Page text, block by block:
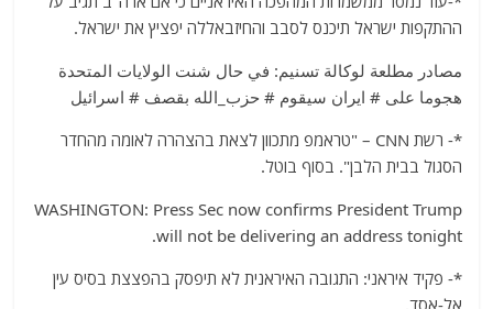
ההתקפות ישראל תיכנס לסבב והחיזבאללה יפציץ את ישראל.
مصادر مطلعة لوكالة تسنيم: في حال شنت الولايات المتحدة
هجوما على # ايران سيقوم # حزب_الله بقصف # اسرائيل
*- רשת CNN – "טראמפ מתכוון לצאת בהצהרה לאומה מהחדר
הסגול בבית הלבן". בסוף בוטל.
WASHINGTON: Press Sec now confirms President Trump
will not be delivering an address tonight.
*- פקיד איראני: התגובה האיראנית לא תיפסק בהפצצת בסיס עין
אל-אסד.